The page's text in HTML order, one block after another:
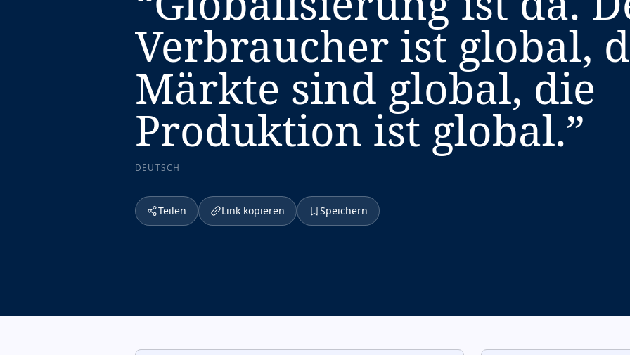
Verbraucher ist global,
Märkte sind global, die
Produktion ist global.”
DEUTSCH
Teilen Link kopieren Speichern